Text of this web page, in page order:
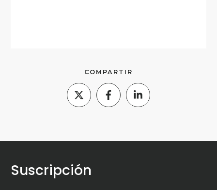
COMPARTIR
Suscripción